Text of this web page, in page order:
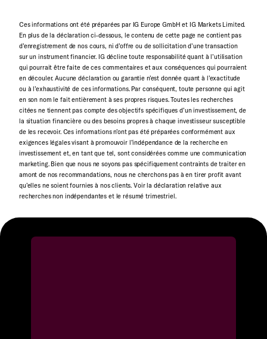
Ces informations ont été préparées par IG Europe GmbH et IG Markets Limited.
En plus de la déclaration ci-dessous, le contenu de cette page ne contient pas
d’enregistrement de nos cours, ni d’offre ou de sollicitation d’une transaction
sur un instrument financier. IG décline toute responsabilité quant à l’utilisation
qui pourrait être faite de ces commentaires et aux conséquences qui pourraient
en découler. Aucune déclaration ou garantie n’est donnée quant à l’exactitude
ou à l’exhaustivité de ces informations. Par conséquent, toute personne qui agit
en son nom le fait entièrement à ses propres risques. Toutes les recherches
citées ne tiennent pas compte des objectifs spécifiques d’un investissement, de
la situation financière ou des besoins propres à chaque investisseur susceptible
de les recevoir. Ces informations n’ont pas été préparées conformément aux
exigences légales visant à promouvoir l’indépendance de la recherche en
investissement et, en tant que tel, sont considérées comme une communication
marketing. Bien que nous ne soyons pas spécifiquement contraints de traiter en
amont de nos recommandations, nous ne cherchons pas à en tirer profit avant
qu’elles ne soient fournies à nos clients. Voir la déclaration relative aux
recherches non indépendantes et le résumé trimestriel.